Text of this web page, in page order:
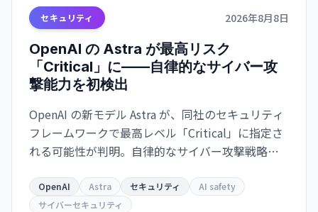
セキュリティ 2026年8月8日
OpenAI の Astra が最高リスク
「Critical」に——自律的なサイバー攻
撃能力を初検出
OpenAI の新モデル Astra が、同社のセキュリティ
フレームワークで最高レベル「Critical」に指定さ
れる可能性が判明。自律的なサイバー攻撃戦略の
部が一時停止されました。
OpenAI Astra セキュリティ
AI safety
サイバーセキュリティ